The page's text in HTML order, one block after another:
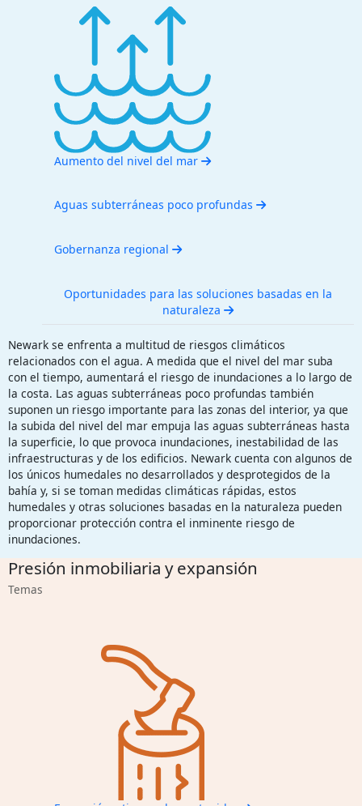
Aumento del nivel del mar
Aguas subterráneas poco profundas
Gobernanza regional
Oportunidades para las soluciones basadas en la
naturaleza
Newark se enfrenta a multitud de riesgos climáticos
relacionados con el agua. A medida que el nivel del mar suba
con el tiempo, aumentará el riesgo de inundaciones a lo largo de
la costa. Las aguas subterráneas poco profundas también
suponen un riesgo importante para las zonas del interior, ya que
la subida del nivel del mar empuja las aguas subterráneas hasta
la superficie, lo que provoca inundaciones, inestabilidad de las
infraestructuras y de los edificios. Newark cuenta con algunos de
los únicos humedales no desarrollados y desprotegidos de la
bahía y, si se toman medidas climáticas rápidas, estos
humedales y otras soluciones basadas en la naturaleza pueden
proporcionar protección contra el inminente riesgo de
inundaciones.
Presión inmobiliaria y expansión
Temas